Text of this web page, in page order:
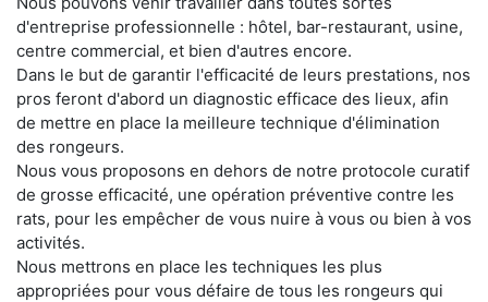
d'entreprise professionnelle : hôtel, bar-restaurant, usine,
centre commercial, et bien d'autres encore.
Dans le but de garantir l'efficacité de leurs prestations, nos
pros feront d'abord un diagnostic efficace des lieux, afin
de mettre en place la meilleure technique d'élimination
des rongeurs.
Nous vous proposons en dehors de notre protocole curatif
de grosse efficacité, une opération préventive contre les
rats, pour les empêcher de vous nuire à vous ou bien à vos
activités.
Nous mettrons en place les techniques les plus
appropriées pour vous défaire de tous les rongeurs qui